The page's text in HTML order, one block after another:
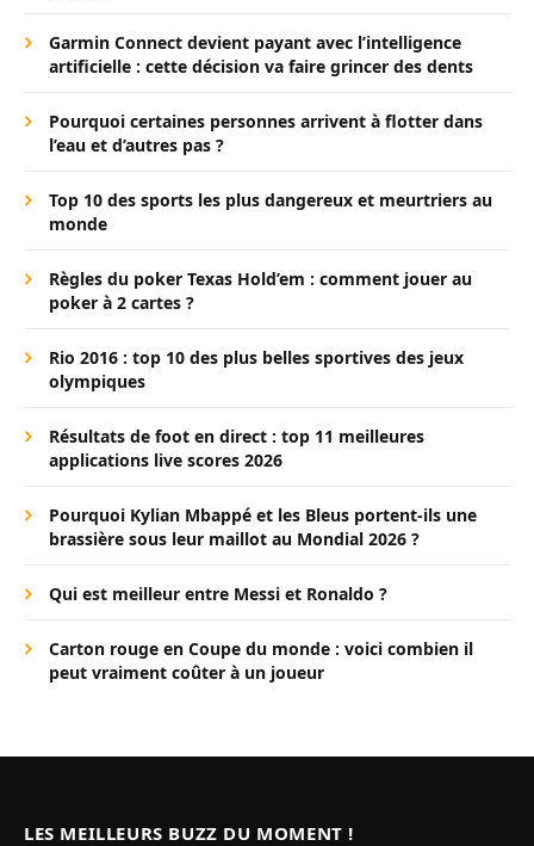
Garmin Connect devient payant avec l’intelligence
artificielle : cette décision va faire grincer des dents
Pourquoi certaines personnes arrivent à flotter dans
l’eau et d’autres pas ?
Top 10 des sports les plus dangereux et meurtriers au
monde
Règles du poker Texas Hold’em : comment jouer au
poker à 2 cartes ?
Rio 2016 : top 10 des plus belles sportives des jeux
olympiques
Résultats de foot en direct : top 11 meilleures
applications live scores 2026
Pourquoi Kylian Mbappé et les Bleus portent-ils une
brassière sous leur maillot au Mondial 2026 ?
Qui est meilleur entre Messi et Ronaldo ?
Carton rouge en Coupe du monde : voici combien il
peut vraiment coûter à un joueur
LES MEILLEURS BUZZ DU MOMENT !